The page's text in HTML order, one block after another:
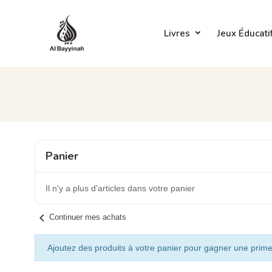
Livres Jeux
Panier
Il n'y a plus d'articles dans votre panier
chevron_left Continuer mes achats
Ajoutez des produits à votre panier pour gagner une